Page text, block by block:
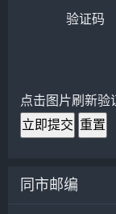
验证码
点击图片刷新验
立即提交 重置
同市邮编